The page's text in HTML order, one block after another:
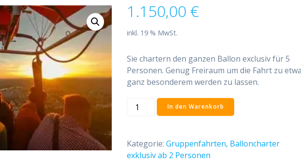
1.150,00 €
inkl. 19 % MwSt.
Sie chartern den ganzen Ballon exclusiv für 5
Personen. Genug Freiraum um die Fahrt zu
ganz besonderem werden zu lassen.
Balloncharter
Menge
In den Warenkorb
Kategorie:Gruppenfahrten, Balloncharter
exklusiv ab 2 Personen